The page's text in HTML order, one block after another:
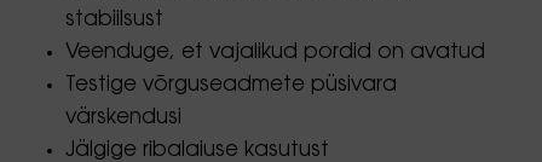
stabiilsust
Veenduge, et vajalikud pordid on avatud
Testige võrguseadmete püsivara
värskendusi
Jälgige ribalaiuse kasutust